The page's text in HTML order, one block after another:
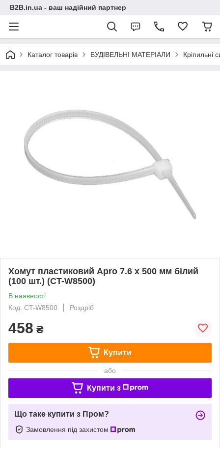
B2B.in.ua - ваш надійний партнер
Каталог товарів БУДІВЕЛЬНІ МАТЕРІАЛИ Кріпильні
Хомут пластиковий Apro 7.6 х 500 мм білий
(100 шт.) (CT-W8500)
В наявності
Код: CT-W8500
Роздріб
458 ₴
Купити
або
Купити з
Що таке купити з Пром?
Замовлення під захистом